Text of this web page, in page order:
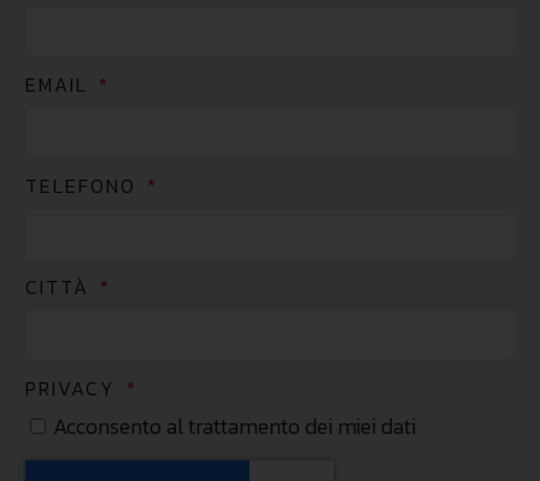
EMAIL
TELEFONO
CITTÀ
PRIVACY
Acconsento al trattamento dei miei dati